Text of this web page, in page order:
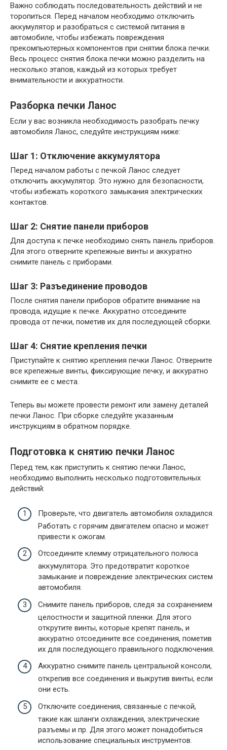
Важно соблюдать последовательность действий и не
торопиться. Перед началом необходимо отключить
аккумулятор и разобраться с системой питания в
автомобиле, чтобы избежать повреждения
прекомпьютерных компонентов при снятии блока печки.
Весь процесс снятия блока печки можно разделить на
несколько этапов, каждый из которых требует
внимательности и аккуратности.
Разборка печки Ланос
Если у вас возникла необходимость разобрать печку
автомобиля Ланос, следуйте инструкциям ниже:
Шаг 1: Отключение аккумулятора
Перед началом работы с печкой Ланос следует
отключить аккумулятор. Это нужно для безопасности,
чтобы избежать короткого замыкания электрических
контактов.
Шаг 2: Снятие панели приборов
Для доступа к печке необходимо снять панель приборов.
Для этого отверните крепежные винты и аккуратно
снимите панель с приборами.
Шаг 3: Разъединение проводов
После снятия панели приборов обратите внимание на
провода, идущие к печке. Аккуратно отсоедините
провода от печки, пометив их для последующей сборки.
Шаг 4: Снятие крепления печки
Приступайте к снятию крепления печки Ланос. Отверните
все крепежные винты, фиксирующие печку, и аккуратно
снимите ее с места.
Теперь вы можете провести ремонт или замену деталей
печки Ланос. При сборке следуйте указанным
инструкциям в обратном порядке.
Подготовка к снятию печки Ланос
Перед тем, как приступить к снятию печки Ланос,
необходимо выполнить несколько подготовительных
действий:
Проверьте, что двигатель автомобиля охладился.
Работать с горячим двигателем опасно и может
привести к ожогам.
Отсоедините клемму отрицательного полюса
аккумулятора. Это предотвратит короткое
замыкание и повреждение электрических систем
автомобиля.
Снимите панель приборов, следя за сохранением
целостности и защитной пленки. Для этого
открутите винты, которые крепят панель, и
аккуратно отсоедините все соединения, пометив
их для последующего правильного подключения.
Аккуратно снимите панель центральной консоли,
открепив все соединения и выкрутив винты, если
они есть.
Отключите соединения, связанные с печкой,
такие как шланги охлаждения, электрические
разъемы и пр. Для этого может понадобиться
использование специальных инструментов.